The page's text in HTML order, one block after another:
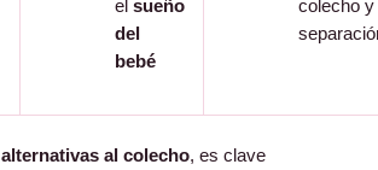
elsueño
del
bebé
colecho y
alternativas al colecho, es clave